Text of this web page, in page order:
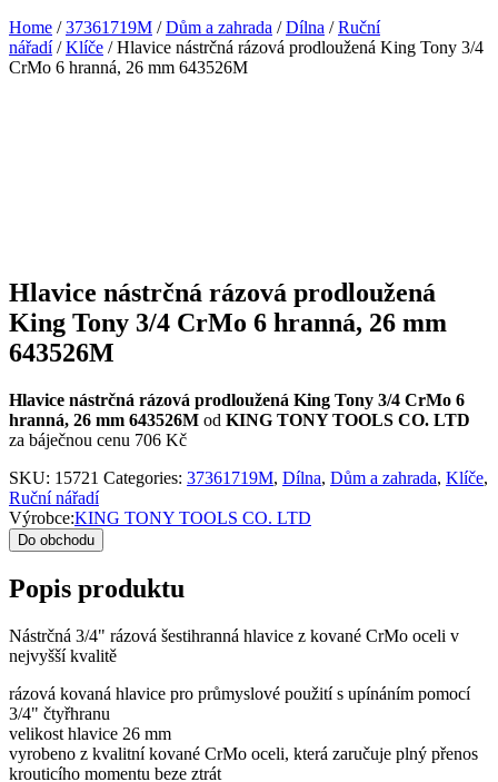
Home /37361719M /Dům a zahrada /Dílna /Ruční
nářadí/Klíče / Hlavice nástrčná rázová prodloužená King Tony 3/4
CrMo 6 hranná, 26 mm 643526M
Hlavice nástrčná rázová prodloužená
King Tony 3/4 CrMo 6 hranná, 26 mm
643526M
Hlavice nástrčná rázová prodloužená King Tony 3/4 CrMo 6
hranná, 26 mm 643526M od KING TONY TOOLS CO. LTD
za báječnou cenu 706 Kč
SKU: 15721 Categories: 37361719M, Dílna, Dům a zahrada, Klíče,
Ruční nářadí
Výrobce:KING TONY TOOLS CO. LTD
Do obchodu
Popis produktu
Nástrčná 3/4" rázová šestihranná hlavice z kované CrMo oceli v
nejvyšší kvalitě
rázová kovaná hlavice pro průmyslové použití s upínáním pomocí
3/4" čtyřhranu
velikost hlavice 26 mm
vyrobeno z kvalitní kované CrMo oceli, která zaručuje plný přenos
krouticího momentu beze ztrát